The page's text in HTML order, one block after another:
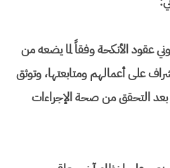
عقود الأنكحة وفقاً لما يضعه من
على أعمالهم ومتابعتها، وتوثق
بعد التحقق من صحة الإجراءات